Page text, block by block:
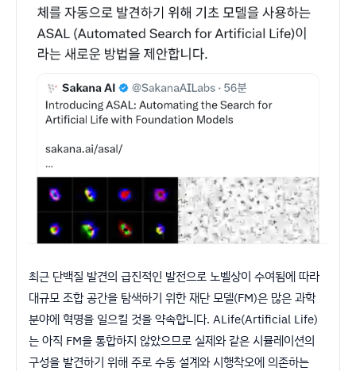
최근 단백질 발견의 급진적인 발전으로 노벨상이 수여됨에 따라
대규모 조합 공간을 탐색하기 위한 재단 모델(FM)은 많은 과학
분야에 혁명을 일으킬 것을 약속합니다. ALife(Artificial Life)
는 아직 FM을 통합하지 않았으므로 실제와 같은 시뮬레이션의
구성을 발견하기 위해 주로 수동 설계와 시행착오에 의존하는